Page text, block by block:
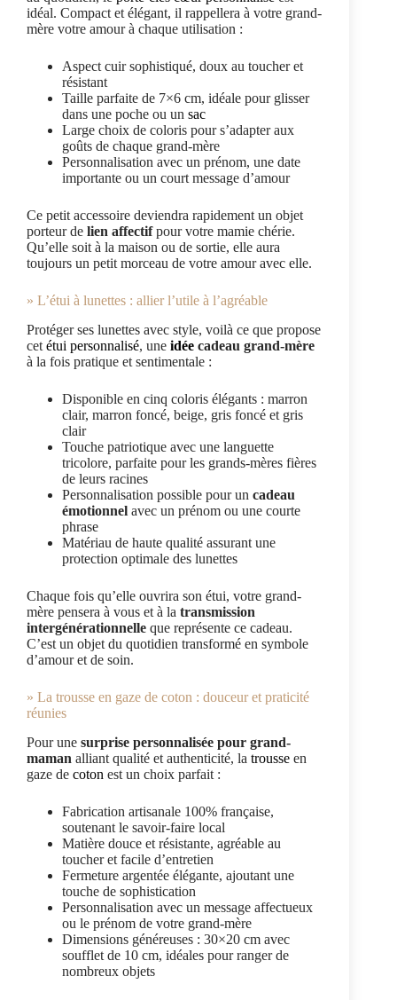
idéal. Compact et élégant, il rappellera à votre grand-
mère votre amour à chaque utilisation :
Aspect cuir sophistiqué, doux au toucher et
résistant
Taille parfaite de 7×6 cm, idéale pour glisser
dans une poche ou un sac
Large choix de coloris pour s’adapter aux
goûts de chaque grand-mère
Personnalisation avec un prénom, une date
importante ou un court message d’amour
Ce petit accessoire deviendra rapidement un objet
porteur de lien affectifpour votre mamie chérie.
Qu’elle soit à la maison ou de sortie, elle aura
toujours un petit morceau de votre amour avec elle.
» L’étui à lunettes : allier l’utile à l’agréable
Protéger ses lunettes avec style, voilà ce que propose
cet étui personnalisé, une idée cadeau grand-mère
à la fois pratique et sentimentale :
Disponible en cinq coloris élégants : marron
clair, marron foncé, beige, gris foncé et gris
clair
Touche patriotique avec une languette
tricolore, parfaite pour les grands-mères fières
de leurs racines
Personnalisation possible pour un cadeau
émotionnel avec un prénom ou une courte
phrase
Matériau de haute qualité assurant une
protection optimale des lunettes
Chaque fois qu’elle ouvrira son étui, votre grand-
mère pensera à vous et à la transmission
intergénérationnelle que représente ce cadeau.
C’est un objet du quotidien transformé en symbole
d’amour et de soin.
» La trousse en gaze de coton : douceur et praticité
réunies
Pour une surprise personnalisée pour grand-
maman alliant qualité et authenticité, la trousse en
gaze de coton est un choix parfait :
Fabrication artisanale 100% française,
soutenant le savoir-faire local
Matière douce et résistante, agréable au
toucher et facile d’entretien
Fermeture argentée élégante, ajoutant une
touche de sophistication
Personnalisation avec un message affectueux
ou le prénom de votre grand-mère
Dimensions généreuses : 30×20 cm avec
soufflet de 10 cm, idéales pour ranger de
nombreux objets